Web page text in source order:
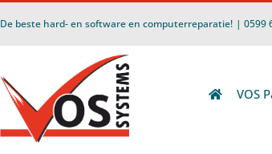
De beste hard- en software en computerreparatie! | 0599
VOS